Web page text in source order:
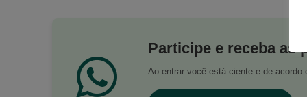
Participe e receba as
Ao entrar você está ciente e de